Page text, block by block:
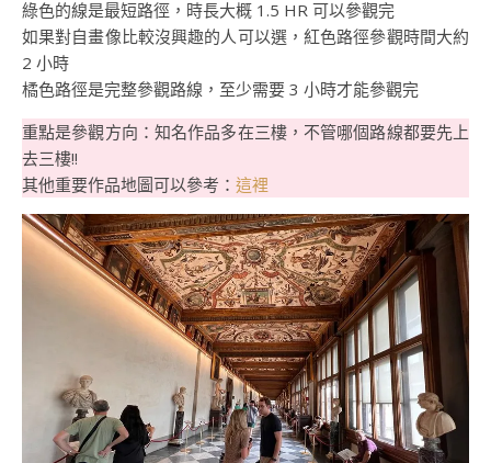
綠色的線是最短路徑，時長大概 1.5 HR 可以參觀完
如果對自畫像比較沒興趣的人可以選，紅色路徑參觀時間大約
2 小時
橘色路徑是完整參觀路線，至少需要 3 小時才能參觀完
重點是參觀方向：知名作品多在三樓，不管哪個路線都要先上
去三樓!!
其他重要作品地圖可以參考： 這裡